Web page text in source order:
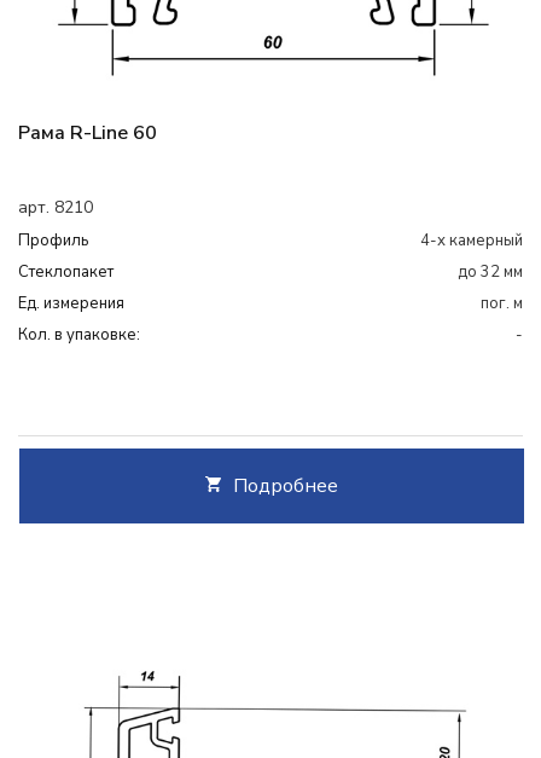
Рама R-Line 60
арт. 8210
Профиль
4-х камерный
Cтеклопакет
до 32 мм
Ед. измерения
пог. м
Кол. в упаковке:
-
Подробнее